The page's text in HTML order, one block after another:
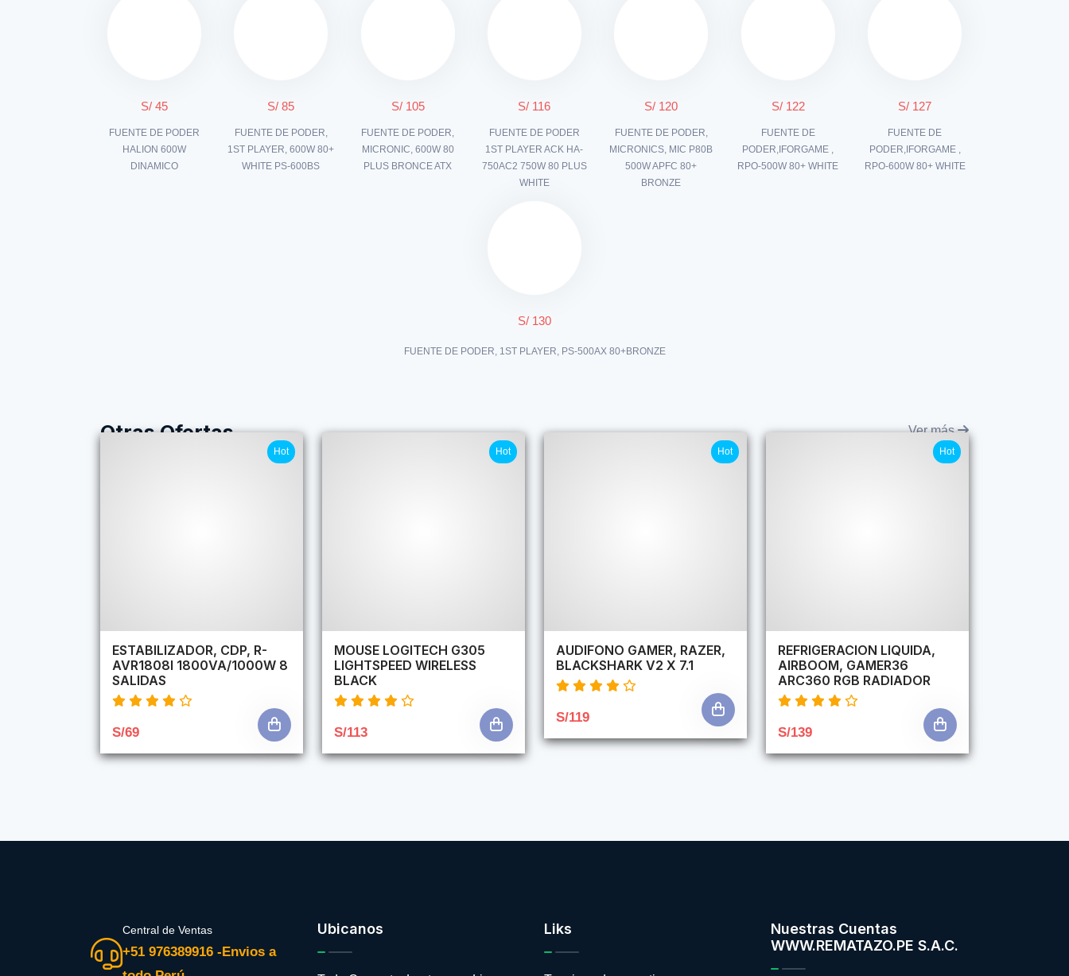
S/ 45
FUENTE DE PODER
HALION 600W
DINAMICO
S/ 85
FUENTE DE PODER,
1ST PLAYER, 600W 80+
WHITE PS-600BS
S/ 105
FUENTE DE PODER,
MICRONIC, 600W 80
PLUS BRONCE ATX
S/ 116
FUENTE DE PODER
1ST PLAYER ACK HA-
750AC2 750W 80 PLUS
WHITE
S/ 120
FUENTE DE PODER,
MICRONICS, MIC P80B
500W APFC 80+
BRONZE
S/ 122
FUENTE DE
PODER,IFORGAME ,
RPO-500W 80+ WHITE
S/ 127
FUENTE DE
PODER,IFORGAME ,
RPO-600W 80+ WHITE
S/ 130
FUENTE DE PODER, 1ST PLAYER, PS-500AX 80+BRONZE
Otras Ofertas Ver más
Hot
ESTABILIZADOR, CDP, R-
AVR1808I 1800VA/1000W 8
SALIDAS
S/69
Hot
MOUSE LOGITECH G305
LIGHTSPEED WIRELESS
BLACK
S/113
Hot
AUDIFONO GAMER, RAZER,
BLACKSHARK V2 X 7.1
S/119
Hot
REFRIGERACION LIQUIDA,
AIRBOOM, GAMER36
ARC360 RGB RADIADOR
S/139
Central de Ventas
+51 976389916 -Envios a
Ubicanos Liks
Nuestras Cuentas
WWW.REMATAZO.PE S.A.C.